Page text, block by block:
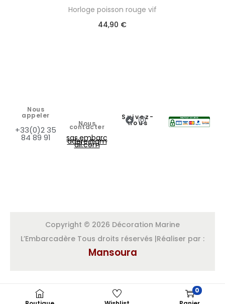
Horloge poisson rouge vif
44,90 €
0
Nous
appeler
+33(0)2 35
84 89 91
Nous
contacter
sas.embarc
adere@gm
ail.com
Suivez-
nous
Copyright © 2026 Décoration Marine
L’Embarcadère Tous droits réservés |Réaliser par :
Mansoura